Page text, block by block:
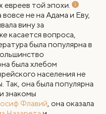
евреев той эпохи.
не на Адама и Еву,
вину за
касается вопроса,
была популярна в
была хлебом
населения не
Так, она была популярна
знакомы
Флавий, она оказала